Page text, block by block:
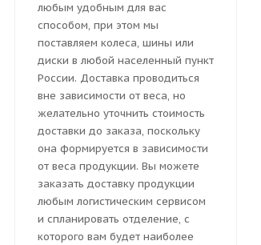
любым удобным для вас
способом, при этом мы
поставляем колеса, шины или
диски в любой населенный пункт
России. Доставка проводиться
вне зависимости от веса, но
желательно уточнить стоимость
доставки до заказа, поскольку
она формируется в зависимости
от веса продукции. Вы можете
заказать доставку продукции
любым логистическим сервисом
и спланировать отделение, с
которого вам будет наиболее